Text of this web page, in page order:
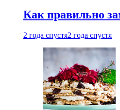
Как правильно
2 года спустя2 года спустя